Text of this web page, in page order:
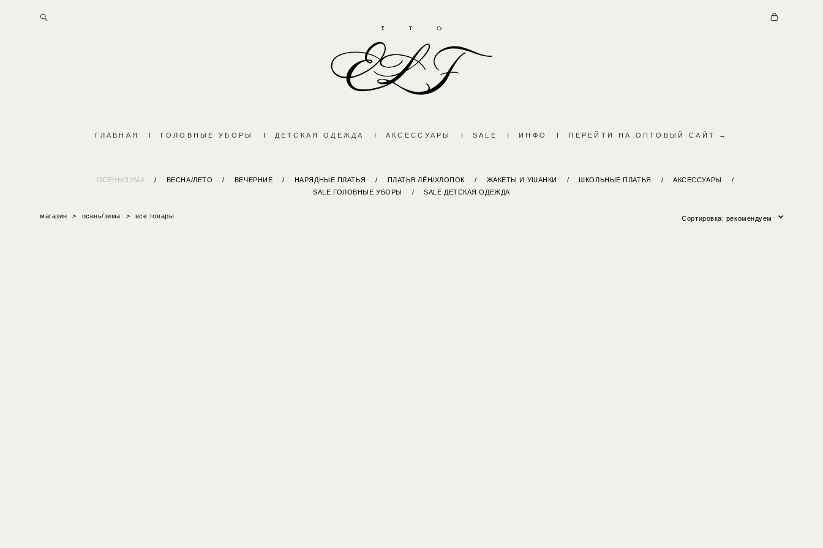
ГЛАВНАЯ I ГОЛОВНЫЕ УБОРЫ I ДЕТСКАЯ ОДЕЖДА I АКСЕССУАРЫ I SALE I ИНФО I ПЕРЕЙТИ НА ОПТОВЫЙ САЙТ →
ОСЕНЬ/ЗИМА / ВЕСНА/ЛЕТО / ВЕЧЕРНИЕ / НАРЯДНЫЕ ПЛАТЬЯ / ПЛАТЬЯ ЛЁН/ХЛОПОК / ЖАКЕТЫ И УШАНКИ / ШКОЛЬНЫЕ ПЛАТЬЯ / АКСЕССУАРЫ
/
SALE ГОЛОВНЫЕ УБОРЫ
/ SALE ДЕТСКАЯ ОДЕЖДА
магазин > осень/зима > все товары Сортировка: рекомендуем